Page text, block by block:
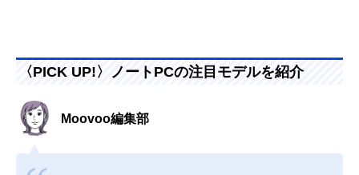
〈PICK UP!〉ノートPCの注目モデルを紹介
Moovoo編集部